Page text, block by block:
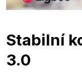
Stabilní
3.0